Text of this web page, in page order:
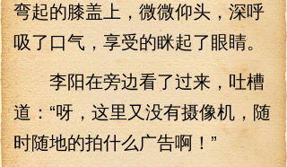
弯起的膝盖上，微微仰头，深呼
吸了口气，享受的眯起了眼睛。
李阳在旁边看了过来，吐槽
道：“呀，这里又没有摄像机，随
时随地的拍什么广告啊！”